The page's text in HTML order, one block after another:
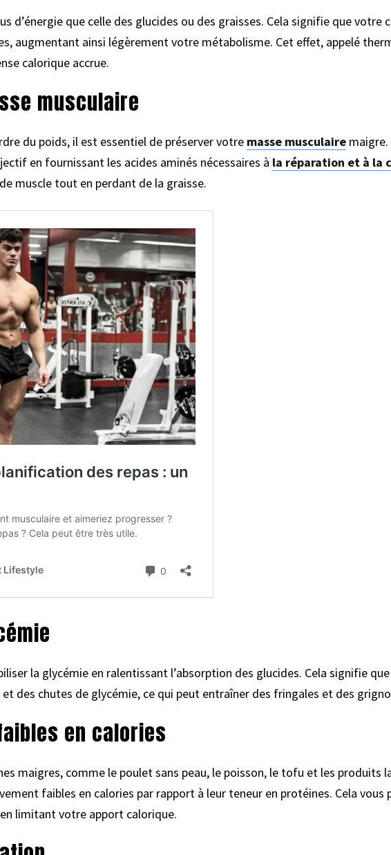
d’énergie que celle des glucides ou des graisses. Cela signifie que votre
augmentant ainsi légèrement votre métabolisme. Cet effet, appelé
calorique accrue.
musculaire
du poids, il est essentiel de préserver votre masse musculairemaigre.
en fournissant les acides aminés nécessaires à la réparation et à la
muscle tout en perdant de la graisse.
la glycémie en ralentissant l’absorption des glucides. Cela signifie
des chutes de glycémie, ce qui peut entraîner des fringales et des
en calories
maigres, comme le poulet sans peau, le poisson, le tofu et les produits
faibles en calories par rapport à leur teneur en protéines. Cela vous
limitant votre apport calorique.